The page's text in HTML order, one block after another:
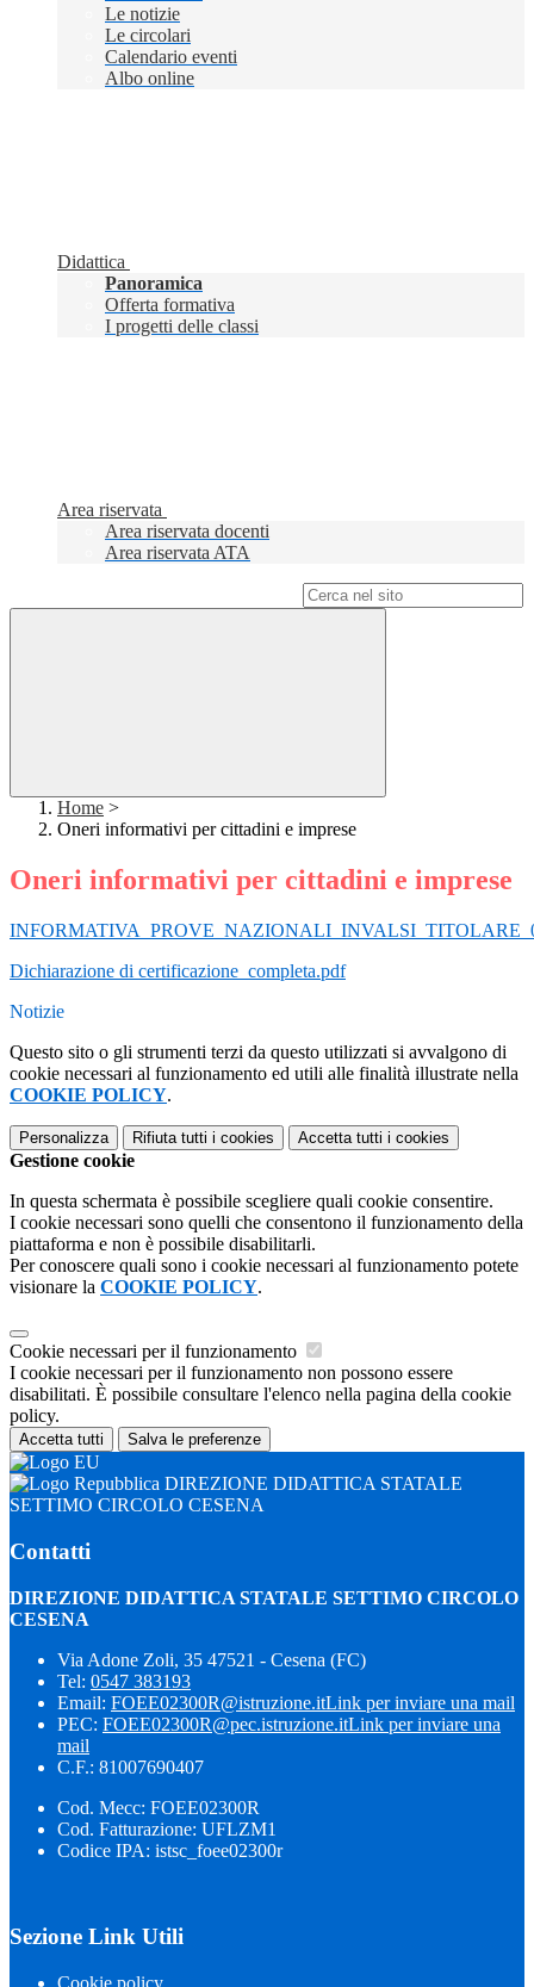
Le notizie
Le circolari
Calendario eventi
Albo online
Didattica
Panoramica
Offerta formativa
I progetti delle classi
Area riservata
Area riservata docenti
Area riservata ATA
Home >
Oneri informativi per cittadini e imprese
Oneri informativi per cittadini e imprese
Dichiarazione di certificazione_completa.pdf
Notizie
Questo sito o gli strumenti terzi da questo utilizzati si avvalgono di
cookie necessari al funzionamento ed utili alle finalità illustrate nella
COOKIE POLICY.
Personalizza Rifiuta tutti i cookies Accetta tutti i cookies
Gestione cookie
In questa schermata è possibile scegliere quali cookie consentire.
I cookie necessari sono quelli che consentono il funzionamento della
piattaforma e non è possibile disabilitarli.
Per conoscere quali sono i cookie necessari al funzionamento potete
visionare la COOKIE POLICY.
Cookie necessari per il funzionamento
I cookie necessari per il funzionamento non possono essere
disabilitati. È possibile consultare l'elenco nella pagina della cookie
policy.
Accetta tutti Salva le preferenze
DIREZIONE DIDATTICA STATALE
SETTIMO CIRCOLO CESENA
Contatti
DIREZIONE DIDATTICA STATALE SETTIMO CIRCOLO
CESENA
Via Adone Zoli, 35 47521 - Cesena (FC)
Tel: 0547 383193
Email: FOEE02300R@istruzione.itLink per inviare una mail
PEC: FOEE02300R@pec.istruzione.itLink per inviare una
mail
C.F.: 81007690407
Cod. Mecc: FOEE02300R
Cod. Fatturazione: UFLZM1
Codice IPA: istsc_foee02300r
Sezione Link Utili
Cookie policy